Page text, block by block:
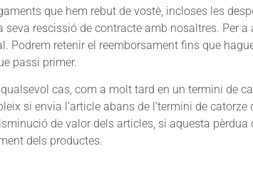
que hem rebut de vostè, incloses les
rescissió de contracte amb nosaltres. Per
retenir el reemborsament fins que
passi primer.
cas, com a molt tard en un termini de
si envia l’article abans de l’termini de
de valor dels articles, si aquesta
dels productes.